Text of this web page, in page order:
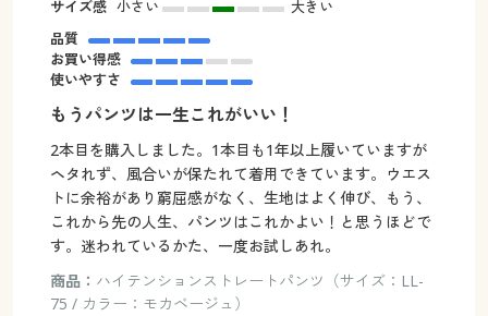
サイズ感 小さい
大きい
品質
お買い得感
使いやすさ
もうパンツは一生これがいい！
2本目を購入しました。1本目も1年以上履いていますが
ヘタれず、風合いが保たれて着用できています。ウエス
トに余裕があり窮屈感がなく、生地はよく伸び、もう、
これから先の人生、パンツはこれかよい！と思うほどで
す。迷われているかた、一度お試しあれ。
商品： ハイテンションストレートパンツ（サイズ：LL-
75 / カラー：モカベージュ）